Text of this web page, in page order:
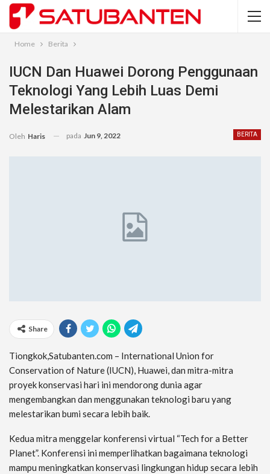
Home Berita
IUCN Dan Huawei Dorong Penggunaan
Teknologi Yang Lebih Luas Demi
Melestarikan Alam
BERITA
Oleh Haris pada Jun 9, 2022
Share
Tiongkok,Satubanten.com – International Union for
Conservation of Nature (IUCN), Huawei, dan mitra-mitra
proyek konservasi hari ini mendorong dunia agar
mengembangkan dan menggunakan teknologi baru yang
melestarikan bumi secara lebih baik.
Kedua mitra menggelar konferensi virtual “Tech for a Better
Planet”. Konferensi ini memperlihatkan bagaimana teknologi
mampu meningkatkan konservasi lingkungan hidup secara lebih